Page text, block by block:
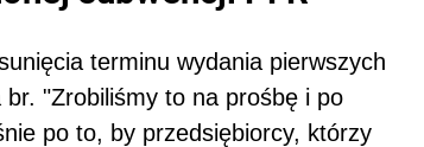
terminu wydania pierwszych
"Zrobiliśmy to na prośbę i po
po to, by przedsiębiorcy, którzy